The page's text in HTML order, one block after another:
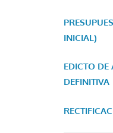
INICIAL)
EDICTO
DEFINITIVA